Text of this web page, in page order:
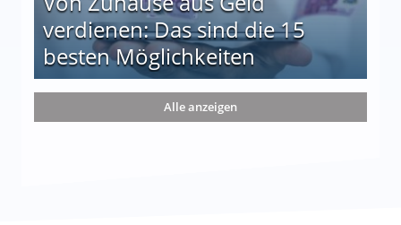
verdienen: Das sind die 15
besten Möglichkeiten
die 15 besten Möglichkeiten
Alle anzeigen